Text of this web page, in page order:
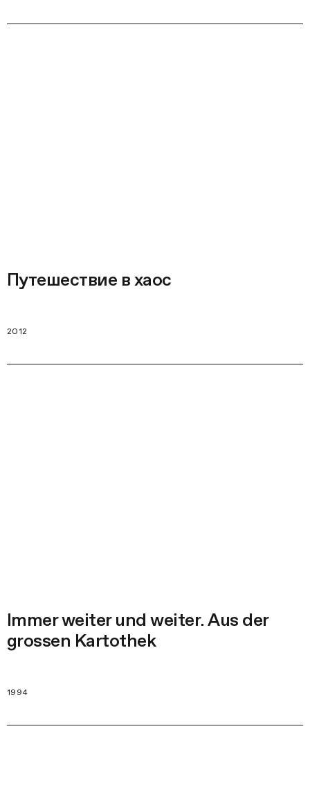
Путешествие в хаос
2012
Immer weiter und weiter. Aus der
grossen Kartothek
1994